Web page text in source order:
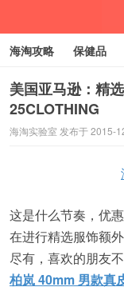
海淘攻略 保健品
代购服务
美国亚马逊：精
25CLOTHING
海淘实验室 发布于 2015-
这是什么节奏，优
在进行精选服饰额
尽有，喜欢的朋友
柏岚 40mm 男款真